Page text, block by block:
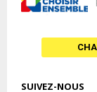
SUIVEZ-NOUS